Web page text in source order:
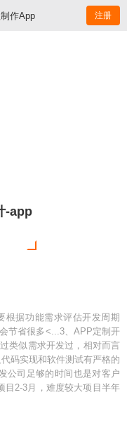
作App 注册
-app
根据功能需求评估开发周期
节省很多<...3、APP定制开
类似需求开发过，相对而言
码实现和软件测试有严格的
公司足够的时间也是对客户
目2-3月，难度较大项目半年